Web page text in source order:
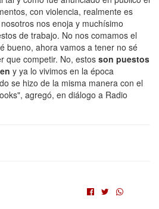
con violencia, realmente es
nos enoja y muchísimo
de trabajo. No nos comamos el
bueno, ahora vamos a tener no sé
que competir. No, estos son puestos
y ya lo vivimos en la época
se hizo de la misma manera con el
agregó, en diálogo a Radio